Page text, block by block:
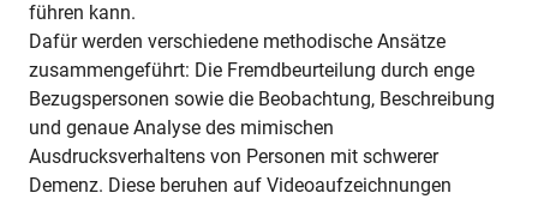
führen kann.
Dafür werden verschiedene methodische Ansätze
zusammengeführt: Die Fremdbeurteilung durch enge
Bezugspersonen sowie die Beobachtung, Beschreibung
und genaue Analyse des mimischen
Ausdrucksverhaltens von Personen mit schwerer
Demenz. Diese beruhen auf Videoaufzeichnungen